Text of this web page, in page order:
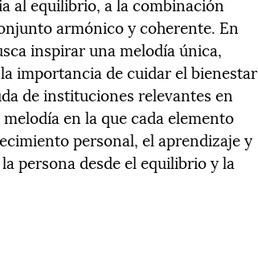
armónico y coherente. En
inspirar una melodía única,
importancia de cuidar el bienestar
de instituciones relevantes en
en la que cada elemento
personal, el aprendizaje y
persona desde el equilibrio y la